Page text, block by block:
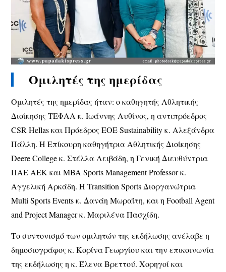
Ομιλητές της ημερίδας
Ομιλητές της ημερίδας ήταν: ο καθηγητής Αθλητικής
Διοίκησης ΤΕΦΑΑ κ. Ιωάννης Αυθίνος, η αντιπρόεδρος
CSR Hellas και Πρόεδρος ΕΟΕ Sustainability κ. Αλεξάνδρα
Πάλλη. Η Επίκουρη καθηγήτρια Αθλητικής Διοίκησης
Deere College κ. Στέλλα Λειβάδη, η Γενική Διευθύντρια
ΠΑΕ ΑΕΚ και MBA Sports Management Professor κ.
Αγγελική Αρκάδη. Η Transition Sports Διοργανώτρια
Multi Sports Events κ. Δανάη Μωραΐτη, και η Football Agent
and Project Manager κ. Μαριλένα Πασχίδη.
Το συντονισμό των ομιλητών της εκδήλωσης ανέλαβε η
δημοσιογράφος κ. Κορίνα Γεωργίου και την επικοινωνία
της εκδήλωσης η κ. Έλενα Βρεττού. Χορηγοί και